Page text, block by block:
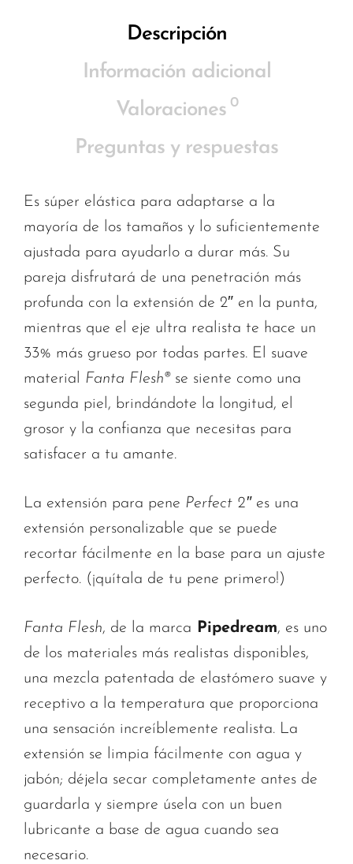
Descripción
Información adicional
Valoraciones 0
Preguntas y respuestas
Es súper elástica para adaptarse a la
mayoría de los tamaños y lo suficientemente
ajustada para ayudarlo a durar más. Su
pareja disfrutará de una penetración más
profunda con la extensión de 2″ en la punta,
mientras que el eje ultra realista te hace un
33% más grueso por todas partes. El suave
material Fanta Flesh®se siente como una
segunda piel, brindándote la longitud, el
grosor y la confianza que necesitas para
satisfacer a tu amante.
La extensión para pene Perfect 2″es una
extensión personalizable que se puede
recortar fácilmente en la base para un ajuste
perfecto. (¡quítala de tu pene primero!)
Fanta Flesh, de la marca Pipedream, es uno
de los materiales más realistas disponibles,
una mezcla patentada de elastómero suave y
receptivo a la temperatura que proporciona
una sensación increíblemente realista. La
extensión se limpia fácilmente con agua y
jabón; déjela secar completamente antes de
guardarla y siempre úsela con un buen
lubricante a base de agua cuando sea
necesario.